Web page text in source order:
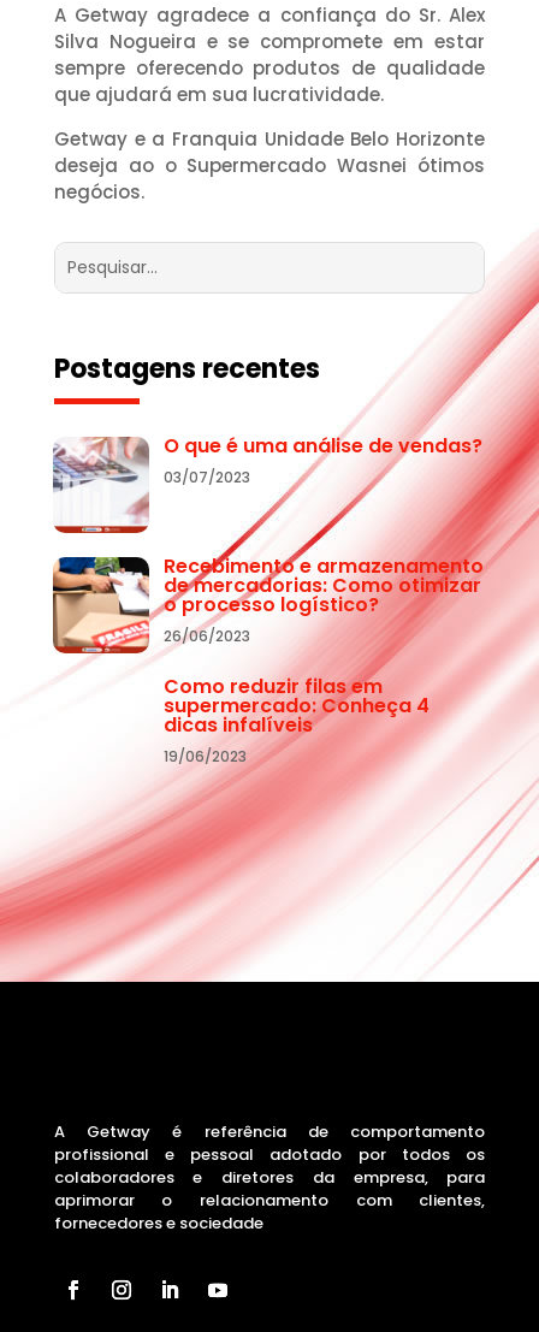
A Getway agradece a confiança do Sr. Alex
Silva Nogueira e se compromete em estar
sempre oferecendo produtos de qualidade
que ajudará em sua lucratividade.
Getway e a Franquia Unidade Belo Horizonte
deseja ao o Supermercado Wasnei ótimos
negócios.
Postagens recentes
O que é uma análise de vendas?
03/07/2023
Recebimento e armazenamento
de mercadorias: Como otimizar
o processo logístico?
26/06/2023
Como reduzir filas em
supermercado: Conheça 4
dicas infalíveis
19/06/2023
A Getway é referência de comportamento
profissional e pessoal adotado por todos os
colaboradores e diretores da empresa, para
aprimorar o relacionamento com clientes,
fornecedores e sociedade